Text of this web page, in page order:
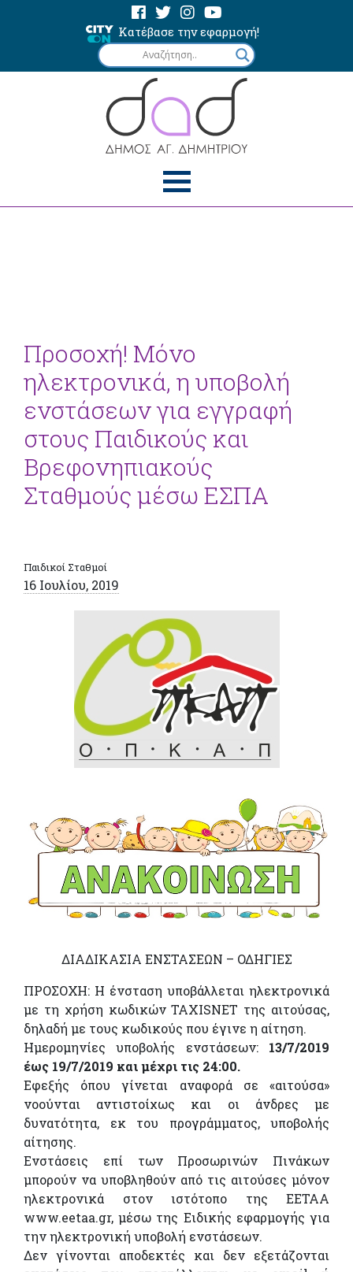
Κατέβασε την εφαρμογή!
Προσοχή! Μόνο
ηλεκτρονικά, η υποβολή
ενστάσεων για εγγραφή
στους Παιδικούς και
Βρεφονηπιακούς
Σταθμούς μέσω ΕΣΠΑ
Παιδικοί Σταθμοί
16 Ιουλίου, 2019
ΔΙΑΔΙΚΑΣΙΑ ΕΝΣΤΑΣΕΩΝ – ΟΔΗΓΙΕΣ
ΠΡΟΣΟΧΗ: Η ένσταση υποβάλλεται ηλεκτρονικά
με τη χρήση κωδικών TAXISNET της αιτούσας,
δηλαδή με τους κωδικούς που έγινε η αίτηση.
Ημερομηνίες υποβολής ενστάσεων: 13/7/2019
έως 19/7/2019 και μέχρι τις 24:00.
Εφεξής όπου γίνεται αναφορά σε «αιτούσα»
νοούνται αντιστοίχως και οι άνδρες με
δυνατότητα, εκ του προγράμματος, υποβολής
αίτησης.
Ενστάσεις επί των Προσωρινών Πινάκων
μπορούν να υποβληθούν από τις αιτούσες μόνον
ηλεκτρονικά στον ιστότοπο της ΕΕΤΑΑ
www.eetaa.gr, μέσω της Ειδικής εφαρμογής για
την ηλεκτρονική υποβολή ενστάσεων.
Δεν γίνονται αποδεκτές και δεν εξετάζονται